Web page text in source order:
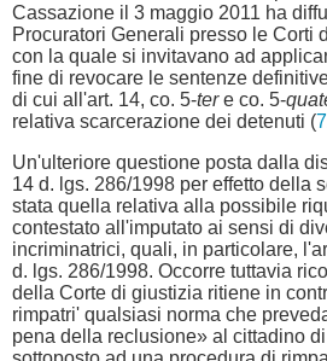
Cassazione il 3 maggio 2011 ha
Procuratori Generali presso le Corti
con la quale si invitavano ad
fine di revocare le sentenze
di cui all'art. 14, co. 5-tere co. 5-
relativa scarcerazione dei detenuti (
Un'ulteriore questione posta dalla
14 d. lgs. 286/1998 per effetto della
stata quella relativa alla possibile
contestato all'imputato ai sensi di
incriminatrici, quali, in particolare,
d. lgs. 286/1998. Occorre tuttavia
della Corte di giustizia ritiene in
rimpatri' qualsiasi norma che
pena della reclusione» al cittadino